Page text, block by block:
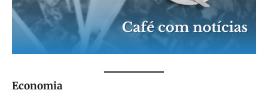
Economia